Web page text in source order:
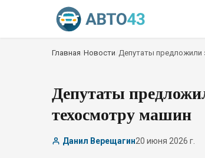
Главная Новости Депутаты предложили
Депутаты
техосмотру машин
Данил Верещагин20 июня 2026 г.